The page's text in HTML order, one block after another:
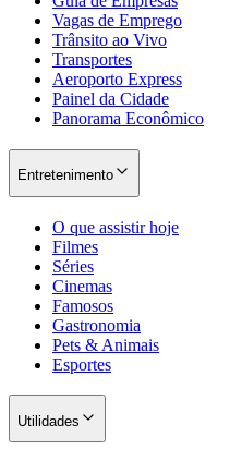
Fluminense
Vagas de Emprego
Trânsito ao Vivo
Transportes
Aeroporto Express
Painel da Cidade
Panorama Econômico
Entretenimento
O que assistir hoje
Filmes
Séries
Cinemas
Famosos
Gastronomia
Pets & Animais
Esportes
Utilidades